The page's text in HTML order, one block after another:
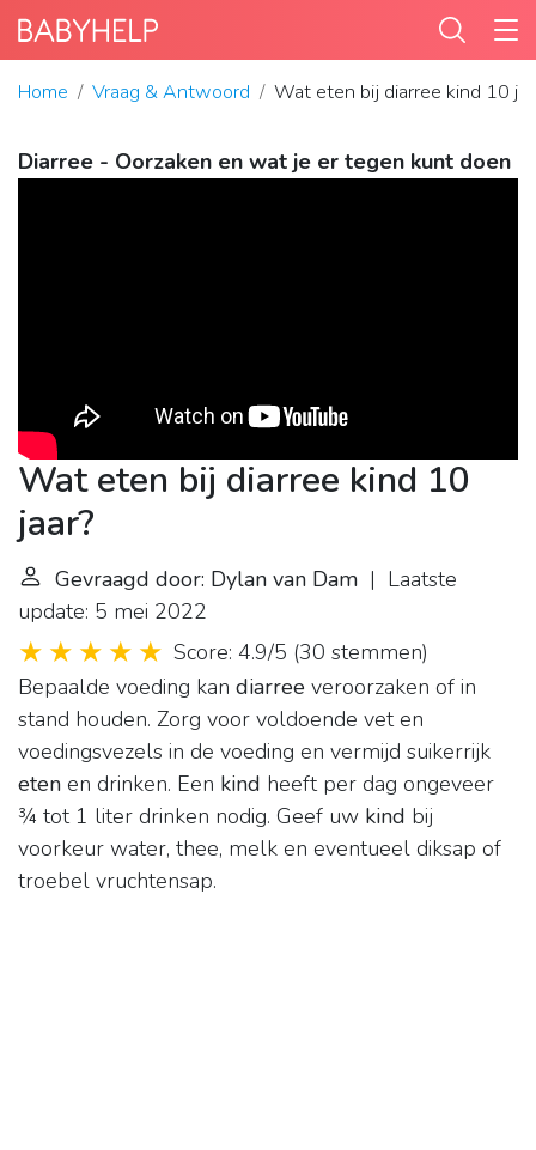
Home Vraag & Antwoord Wat eten bij diarree kind 10
Diarree - Oorzaken en wat je er tegen kunt doen
Wat eten bij diarree kind 10
jaar?
Gevraagd door: Dylan van Dam | Laatste
update: 5 mei 2022
Score: 4.9/5 (30 stemmen)
Bepaalde voeding kan diarree veroorzaken of in
stand houden. Zorg voor voldoende vet en
voedingsvezels in de voeding en vermijd suikerrijk
eten en drinken. Een kind heeft per dag ongeveer
¾ tot 1 liter drinken nodig. Geef uw kind bij
voorkeur water, thee, melk en eventueel diksap of
troebel vruchtensap.